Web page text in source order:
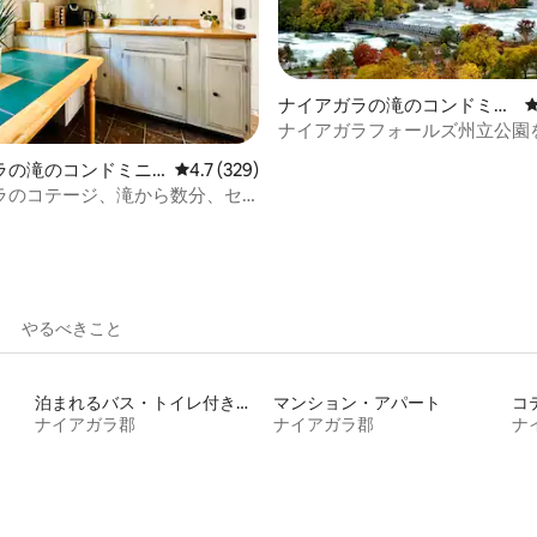
中5つ星の平均評価
の滝のコンドミニ
レビュー329件、5つ星中4.7つ星の平均評価
4.7 (329)
のコテージ、滝から数分、セ
ナイアガラの滝のコンドミニ
アム
ナイアガラフォールズ州立公園
やるべきこと
泊まれるバス・トイレ付き個室
ナイアガラ郡
マンション・アパート
ナイアガラ郡
コ
ナ